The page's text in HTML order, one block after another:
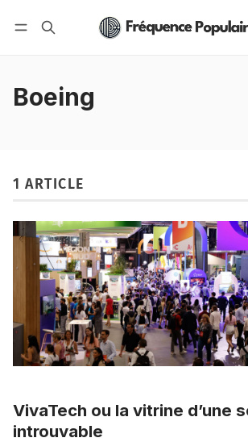
Nous soutenir
Boeing
1 ARTICLE
VivaTech ou la vitrine d’une
introuvable